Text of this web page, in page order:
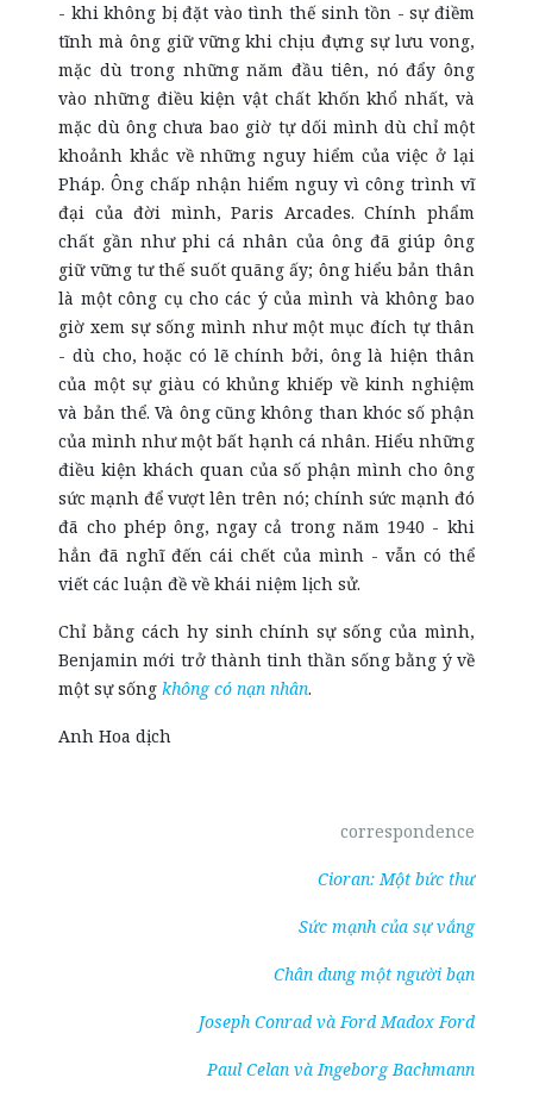
- khi không bị đặt vào tình thế sinh tồn - sự điềm
tĩnh mà ông giữ vững khi chịu đựng sự lưu vong,
mặc dù trong những năm đầu tiên, nó đẩy ông
vào những điều kiện vật chất khốn khổ nhất, và
mặc dù ông chưa bao giờ tự dối mình dù chỉ một
khoảnh khắc về những nguy hiểm của việc ở lại
Pháp. Ông chấp nhận hiểm nguy vì công trình vĩ
đại của đời mình, Paris Arcades. Chính phẩm
chất gần như phi cá nhân của ông đã giúp ông
giữ vững tư thế suốt quãng ấy; ông hiểu bản thân
là một công cụ cho các ý của mình và không bao
giờ xem sự sống mình như một mục đích tự thân
- dù cho, hoặc có lẽ chính bởi, ông là hiện thân
của một sự giàu có khủng khiếp về kinh nghiệm
và bản thể. Và ông cũng không than khóc số phận
của mình như một bất hạnh cá nhân. Hiểu những
điều kiện khách quan của số phận mình cho ông
sức mạnh để vượt lên trên nó; chính sức mạnh đó
đã cho phép ông, ngay cả trong năm 1940 - khi
hẳn đã nghĩ đến cái chết của mình - vẫn có thể
viết các luận đề về khái niệm lịch sử.
Chỉ bằng cách hy sinh chính sự sống của mình,
Benjamin mới trở thành tinh thần sống bằng ý về
một sự sốngkhông có nạn nhân.
Anh Hoa dịch
correspondence
Cioran: Một bức thư
Sức mạnh của sự vắng
Chân dung một người bạn
Joseph Conrad và Ford Madox Ford
Paul Celan và Ingeborg Bachmann